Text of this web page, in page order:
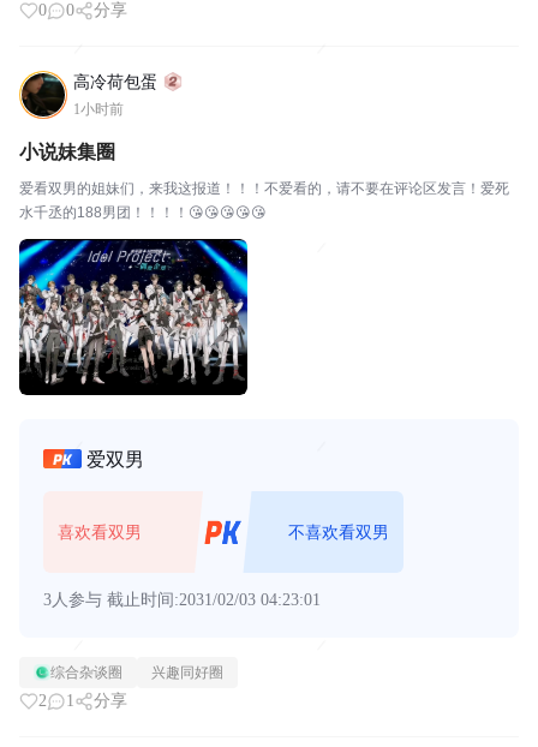
0 0 分享
高冷荷包蛋
1小时前
小说妹集圈
爱看双男的姐妹们，来我这报道！！！不爱看的，请不要在评论区发言！爱死
水千丞的188男团！！！！😘😘😘😘😘
爱双男
喜欢看双男 不喜欢看双男
3人参与 截止时间:2031/02/03 04:23:01
综合杂谈圈 兴趣同好圈
2 1 分享